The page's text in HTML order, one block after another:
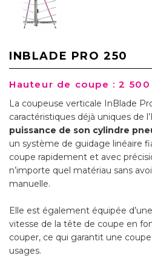
INBLADE PRO 250
Hauteur de coupe : 2 500
La coupeuse verticale InBlade
caractéristiques déjà uniques de
puissance de son cylindre
un système de guidage linéaire
coupe rapidement et avec
n’importe quel matériau sans
manuelle.
Elle est également équipée
vitesse de la tête de coupe en
couper, ce qui garantit une
usages.